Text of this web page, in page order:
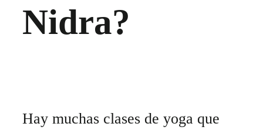
Nidra?
Hay muchas clases de yoga que